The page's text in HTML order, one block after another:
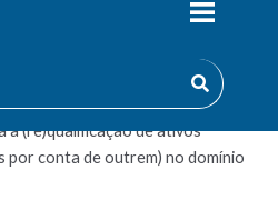
+ DIGITAL |
pela Medida PRR“Formação
a (re)qualificação de ativos
por conta de outrem) no domínio